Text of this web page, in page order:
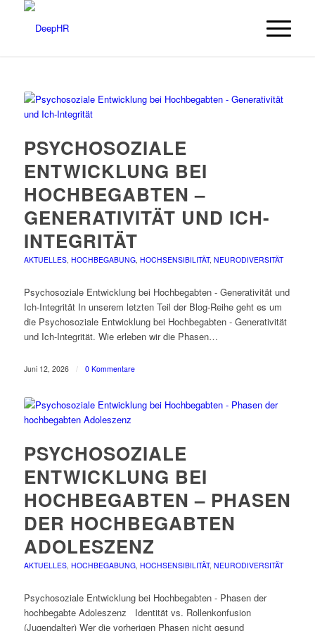
PSYCHOSOZIALE
ENTWICKLUNG BEI
HOCHBEGABTEN –
GENERATIVITÄT UND ICH-
INTEGRITÄT
AKTUELLES, HOCHBEGABUNG, HOCHSENSIBILITÄT, NEURODIVERSITÄT
Psychosoziale Entwicklung bei Hochbegabten - Generativität und
Ich-Integrität In unserem letzten Teil der Blog-Reihe geht es um
die Psychosoziale Entwicklung bei Hochbegabten - Generativität
und Ich-Integrität. Wie erleben wir die Phasen…
Juni 12, 2026 / 0 Kommentare
PSYCHOSOZIALE
ENTWICKLUNG BEI
HOCHBEGABTEN – PHASEN
DER HOCHBEGABTEN
ADOLESZENZ
AKTUELLES, HOCHBEGABUNG, HOCHSENSIBILITÄT, NEURODIVERSITÄT
Psychosoziale Entwicklung bei Hochbegabten - Phasen der
hochbegabte Adoleszenz Identität vs. Rollenkonfusion
(Jugendalter) Wer die vorherigen Phasen nicht gesund